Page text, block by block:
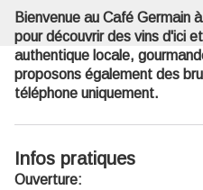
Bienvenue au Café Germain
pour découvrir des vins d'ici
authentique locale,
proposons également des
téléphone uniquement.
Infos pratiques
Ouverture: